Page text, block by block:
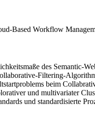
Based Workflow
des Semantic-
Filtering-
beim
und multivariater
und standardisierte